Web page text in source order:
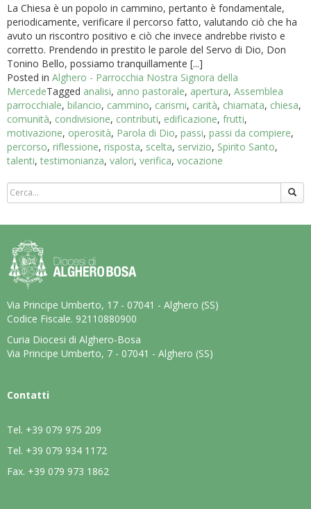
La Chiesa è un popolo in cammino, pertanto è fondamentale,
periodicamente, verificare il percorso fatto, valutando ciò che ha
avuto un riscontro positivo e ciò che invece andrebbe rivisto e
corretto. Prendendo in prestito le parole del Servo di Dio, Don
Tonino Bello, possiamo tranquillamente [...]
Posted in Alghero - Parrocchia Nostra Signora della
MercedeTagged analisi, anno pastorale, apertura, Assemblea
parrocchiale, bilancio, cammino, carismi, carità, chiamata, chiesa,
comunità, condivisione, contributi, edificazione, frutti,
motivazione, operosità, Parola di Dio, passi, passi da compiere,
percorso, riflessione, risposta, scelta, servizio, Spirito Santo,
talenti,testimonianza, valori, verifica, vocazione
Via Principe Umberto, 17 - 07041 - Alghero (SS)
Codice Fiscale. 92110880900
Curia Diocesi di Alghero-Bosa
Via Principe Umberto, 7 - 07041 - Alghero (SS)
Contatti
Tel. +39 079 975 209
Tel. +39 079 934 1172
Fax. +39 079 973 1862